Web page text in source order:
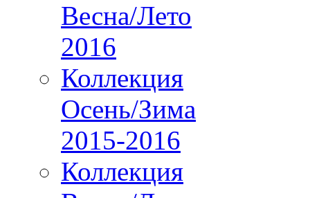
Весна/Лето
2016
Коллекция
Осень/Зима
2015-2016
Коллекция